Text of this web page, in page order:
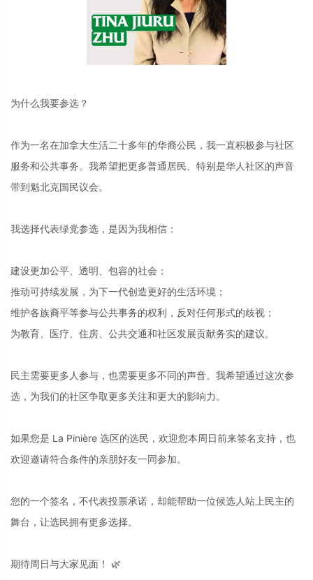
为什么我要参选？
作为一名在加拿大生活二十多年的华裔公民，我一直积极参与社区
服务和公共事务。我希望把更多普通居民、特别是华人社区的声音
带到魁北克国民议会。
我选择代表绿党参选，是因为我相信：
建设更加公平、透明、包容的社会；
推动可持续发展，为下一代创造更好的生活环境；
维护各族裔平等参与公共事务的权利，反对任何形式的歧视；
为教育、医疗、住房、公共交通和社区发展贡献务实的建议。
民主需要更多人参与，也需要更多不同的声音。我希望通过这次参
选，为我们的社区争取更多关注和更大的影响力。
如果您是 La Pinière 选区的选民，欢迎您本周日前来签名支持，也
欢迎邀请符合条件的亲朋好友一同参加。
您的一个签名，不代表投票承诺，却能帮助一位候选人站上民主的
舞台，让选民拥有更多选择。
期待周日与大家见面！ 🌿